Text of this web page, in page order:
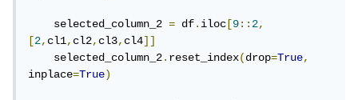
    selected_column_2
= df.iloc[9::2,
[2,cl1,cl2,cl3,cl4]]
    selected_column_2
.reset_index(drop=True,
inplace=True)